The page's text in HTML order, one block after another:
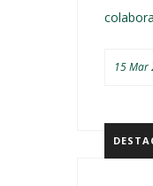
15 Mar